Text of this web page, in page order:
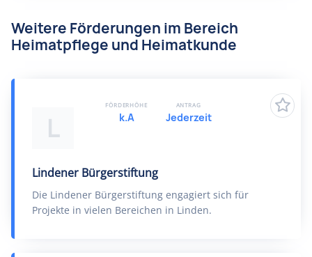
Weitere Förderungen im Bereich
Heimatpflege und Heimatkunde
L
Lindener Bürgerstiftung
Die Lindener Bürgerstiftung engagiert sich für
Projekte in vielen Bereichen in Linden.
FÖRDERHÖHE
k.A
ANTRAG
Jederzeit